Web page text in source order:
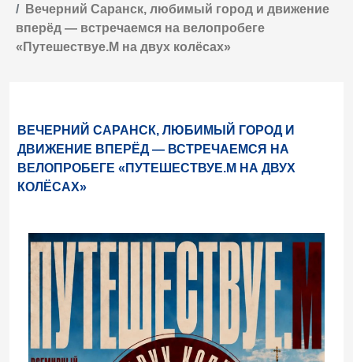
Вечерний Саранск, любимый город и движение
вперёд — встречаемся на велопробеге
«Путешествуе.М на двух колёсах»
ВЕЧЕРНИЙ САРАНСК, ЛЮБИМЫЙ ГОРОД И
ДВИЖЕНИЕ ВПЕРЁД — ВСТРЕЧАЕМСЯ НА
ВЕЛОПРОБЕГЕ «ПУТЕШЕСТВУЕ.М НА ДВУХ
КОЛЁСАХ»